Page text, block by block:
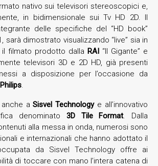
nativo sui televisori stereoscopici e,
in bidimensionale sui Tv HD 2D. Il
delle specifiche del “HD book”
sarà dimostrato visualizzando “live” sia in
filmato prodotto dalla RAI “Il Gigante” e
televisori 3D e 2D HD, già presenti
a disposizione per l’occasione da
Philips.
anche aSisvel Technologye all’innovativo
denominato 3D Tile Format. Dalla
alla messa in onda, numerosi sono
e internazionali che hanno adottato il
da Sisvel Technology offre ai
di toccare con mano l’intera catena di